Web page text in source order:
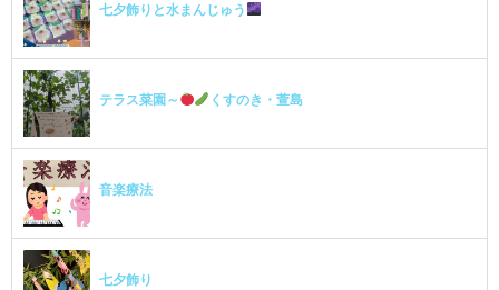
七夕飾りと水まんじゅう
テラス菜園～ くすのき・萱島
音楽療法
七夕飾り